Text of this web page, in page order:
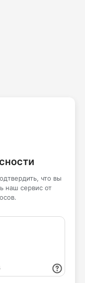
что вы
наш сервис от